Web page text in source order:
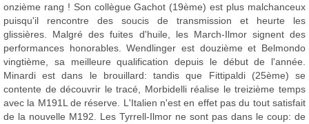
onzième rang ! Son collègue Gachot (19ème) est plus malchanceux
puisqu'il rencontre des soucis de transmission et heurte les
glissières. Malgré des fuites d'huile, les March-Ilmor signent des
performances honorables. Wendlinger est douzième et Belmondo
vingtième, sa meilleure qualification depuis le début de l'année.
Minardi est dans le brouillard: tandis que Fittipaldi (25ème) se
contente de découvrir le tracé, Morbidelli réalise le treizième temps
avec la M191L de réserve. L'Italien n'est en effet pas du tout satisfait
de la nouvelle M192. Les Tyrrell-Ilmor ne sont pas dans le coup: de